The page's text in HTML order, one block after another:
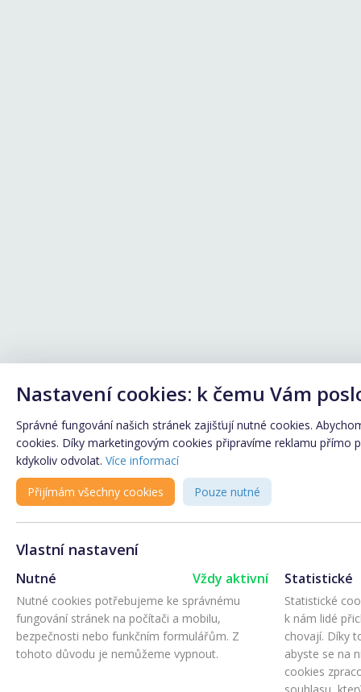
Nastavení cookies: k čemu Vám
Správné fungování našich stránek zajišťují nutné cookies.
cookies. Díky marketingovým cookies připravíme reklamu přímo
kdykoliv odvolat. Více informací
Přijímám všechny cookies Pouze nutné
Vlastní nastavení
Nutné Vždy aktivní
Nutné cookies potřebujeme ke správnému
fungování stránek na počítači a mobilu,
bezpečnosti nebo funkčním formulářům. Z
tohoto důvodu je nemůžeme vypnout.
Statistické
Statistické
k nám lidé
chovají. Díky
abyste se na
cookies